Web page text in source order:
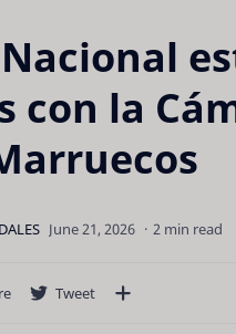
con la
2 min read